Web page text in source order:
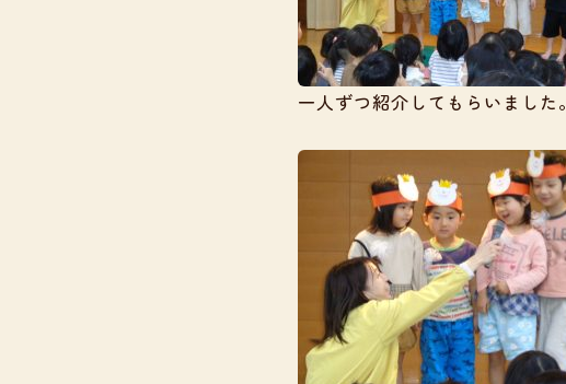
一人ずつ紹介してもらいました。